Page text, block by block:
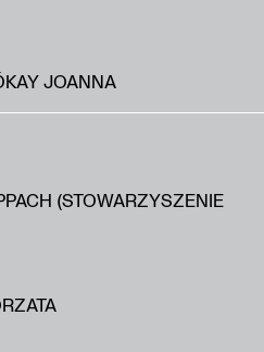
JOANNA
(STOWARZYSZENIE